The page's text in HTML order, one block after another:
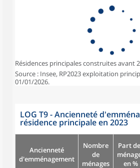
Résidences principales construites avant
Source : Insee, RP2023 exploitation
01/01/2026.
LOG T9 - Ancienneté
résidence principale en 2023
Ancienneté
d'emménagement
Nombre
de
ménages
Part
en %